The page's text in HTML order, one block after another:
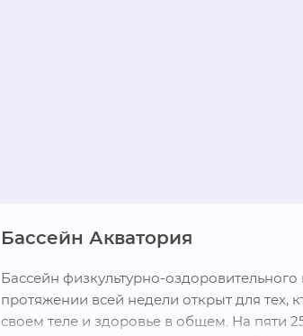
Бассейн Акватория
Бассейн физкультурно-
протяжении всей недели открыт для тех,
своем теле и здоровье в общем. На пяти